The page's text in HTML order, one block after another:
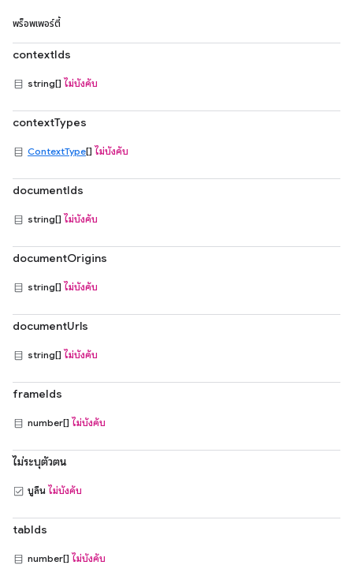
พร็อพเพอร์ตี้
contextIds
string[] ไม่บังคับ
contextTypes
ContextType[] ไม่บังคับ
documentIds
string[] ไม่บังคับ
documentOrigins
string[] ไม่บังคับ
documentUrls
string[] ไม่บังคับ
frameIds
number[] ไม่บังคับ
ไม่ระบุตัวตน
บูลีน ไม่บังคับ
tabIds
number[] ไม่บังคับ